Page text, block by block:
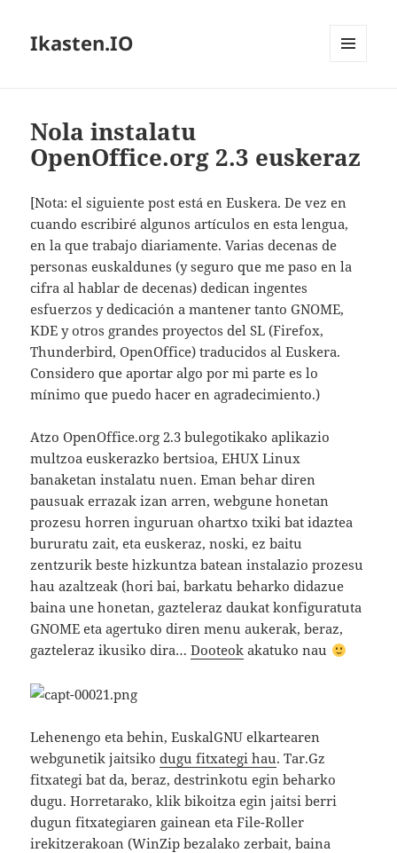
Ikasten.IO
Nola instalatu
OpenOffice.org 2.3 euskeraz
[Nota: el siguiente post está en Euskera. De vez en
cuando escribiré algunos artículos en esta lengua,
en la que trabajo diariamente. Varias decenas de
personas euskaldunes (y seguro que me paso en la
cifra al hablar de decenas) dedican ingentes
esfuerzos y dedicación a mantener tanto GNOME,
KDE y otros grandes proyectos del SL (Firefox,
Thunderbird, OpenOffice) traducidos al Euskera.
Considero que aportar algo por mi parte es lo
mínimo que puedo hacer en agradecimiento.)
Atzo OpenOffice.org 2.3 bulegotikako aplikazio
multzoa euskerazko bertsioa, EHUX Linux
banaketan instalatu nuen. Eman behar diren
pausuak errazak izan arren, webgune honetan
prozesu horren inguruan ohartxo txiki bat idaztea
bururatu zait, eta euskeraz, noski, ez baitu
zentzurik beste hizkuntza batean instalazio prozesu
hau azaltzeak (hori bai, barkatu beharko didazue
baina une honetan, gazteleraz daukat konfiguratuta
GNOME eta agertuko diren menu aukerak, beraz,
gazteleraz ikusiko dira…Dooteok akatuko nau
Lehenengo eta behin, EuskalGNU elkartearen
webgunetik jaitsikodugu fitxategi hau. Tar.Gz
fitxategi bat da, beraz, destrinkotu egin beharko
dugu. Horretarako, klik bikoitza egin jaitsi berri
dugun fitxategiaren gainean eta File-Roller
irekitzerakoan (WinZip bezalako zerbait, baina